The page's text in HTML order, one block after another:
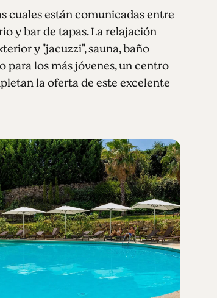
cuales están comunicadas entre
y bar de tapas. La relajación
y "jacuzzi", sauna, baño
para los más jóvenes, un centro
la oferta de este excelente